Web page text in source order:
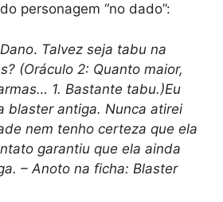
personagem “no dado”:
Dano. Talvez seja tabu na
(Oráculo 2: Quanto maior,
1. Bastante tabu.)Eu
blaster antiga. Nunca atirei
nem tenho certeza que ela
garantiu que ela ainda
– Anoto na ficha: Blaster